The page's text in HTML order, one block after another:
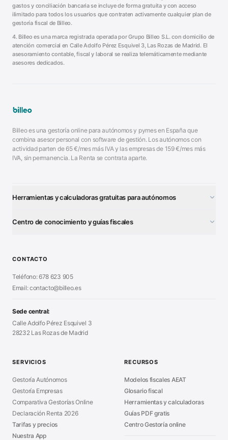
gastos y conciliación bancaria se incluye de forma gratuita y con acceso
ilimitado para todos los usuarios que contraten activamente cualquier plan de
gestoría fiscal de Billeo.
4. Billeo es una marca registrada operada porGrupo Billeo S.L. con domicilio de
atención comercial en Calle Adolfo Pérez Esquivel 3, Las Rozas de Madrid. El
asesoramiento contable, fiscal y laboral se realiza telemáticamente mediante
asesores dedicados.
Billeo es una gestoría online para autónomos y pymes en España que
combina asesor personal con software de gestión. Los autónomos con
actividad parten de 65€/mes más IVA y las empresas de 159€/mes más
IVA, sin permanencia. La Renta se contrata aparte.
Herramientas y calculadoras gratuitas para autónomos
Generador Nóminas
■ Generador Presupuestos
Generador Facturas
■Modelo Nómina PDF
■Calculadora Vacaciones
Centro de conocimiento y guías fiscales
■Alta Autónomo Paso a Paso
■Certificado Digital
■Sanciones Hacienda
■Asesoría en Madrid
CONTACTO
Teléfono: 678 623 905
Email: contacto@billeo.es
Sede central:
Calle Adolfo Pérez Esquivel 3
28232 Las Rozas de Madrid
SERVICIOS
Gestoría Autónomos
Gestoría Empresas
Comparativa Gestorías Online
Declaración Renta 2026
Tarifas y precios
Nuestra App
RECURSOS
Modelos fiscales AEAT
Glosario fiscal
Herramientas y calculadoras
Guías PDF gratis
Centro Gestoría online